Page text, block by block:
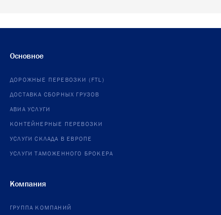
Основное
ДОРОЖНЫЕ ПЕРЕВОЗКИ (FTL)
ДОСТАВКА СБОРНЫХ ГРУЗОВ
АВИА УСЛУГИ
КОНТЕЙНЕРНЫЕ ПЕРЕВОЗКИ
УСЛУГИ СКЛАДА В ЕВРОПЕ
УСЛУГИ ТАМОЖЕННОГО БРОКЕРА
Компания
ГРУППА КОМПАНИЙ